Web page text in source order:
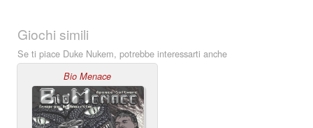
Giochi simili
Se ti piace Duke Nukem, potrebbe interessarti anche
Bio Menace